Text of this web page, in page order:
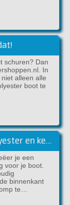
schuren? Dan
In
alleen alle
boot te
Zelf een bootsteun maken van polyester en kernmateriaal
je een
voor je boot.
binnenkant
te…